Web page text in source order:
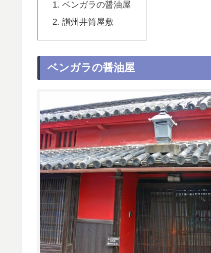
ベンガラの醤油屋
讃州井筒屋敷
ベンガラの醤油屋